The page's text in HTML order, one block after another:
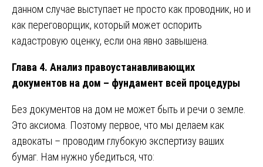
данном случае выступает не просто как проводник, но и
как переговорщик, который может оспорить
кадастровую оценку, если она явно завышена.
Глава 4. Анализ правоустанавливающих
документов на дом – фундамент всей процедуры
Без документов на дом не может быть и речи о земле.
Это аксиома. Поэтому первое, что мы делаем как
адвокаты – проводим глубокую экспертизу ваших
бумаг. Нам нужно убедиться, что: